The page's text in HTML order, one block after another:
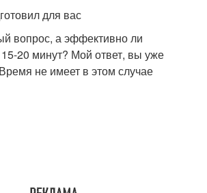
для вас
вопрос, а эффективно ли
20 минут? Мой ответ, вы уже
не имеет в этом случае